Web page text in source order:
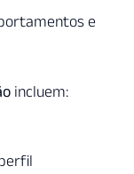
e
incluem: